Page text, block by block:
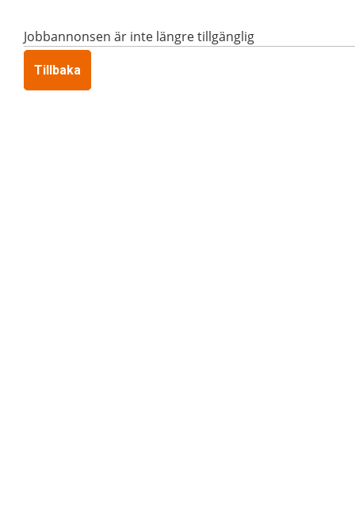
Jobbannonsen är inte längre tillgänglig
Tillbaka